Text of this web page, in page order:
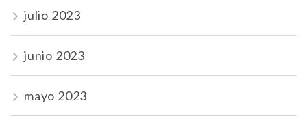
julio 2023
junio 2023
mayo 2023